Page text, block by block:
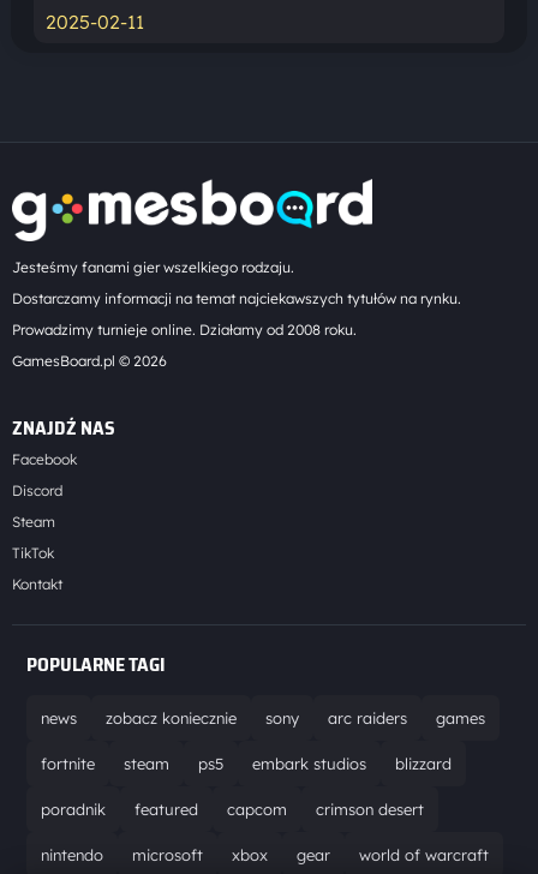
2025-02-11
Jesteśmy fanami gier wszelkiego rodzaju.
Dostarczamy informacji na temat najciekawszych tytułów na rynku.
Prowadzimy turnieje online. Działamy od 2008 roku.
GamesBoard.pl © 2026
ZNAJDŹ NAS
Facebook
Discord
Steam
TikTok
Kontakt
POPULARNE TAGI
news zobacz koniecznie sony arc raiders games
fortnite steam ps5 embark studios blizzard
poradnik featured capcom crimson desert
nintendo microsoft xbox gear world of warcraft